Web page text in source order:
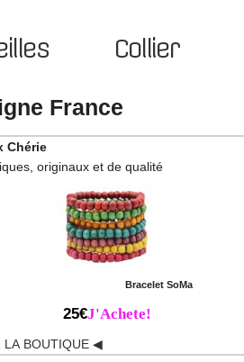
Collier
France
Chérie
originaux et de qualité
Bracelet SoMa
25€J'Achete!
LA BOUTIQUE ◀